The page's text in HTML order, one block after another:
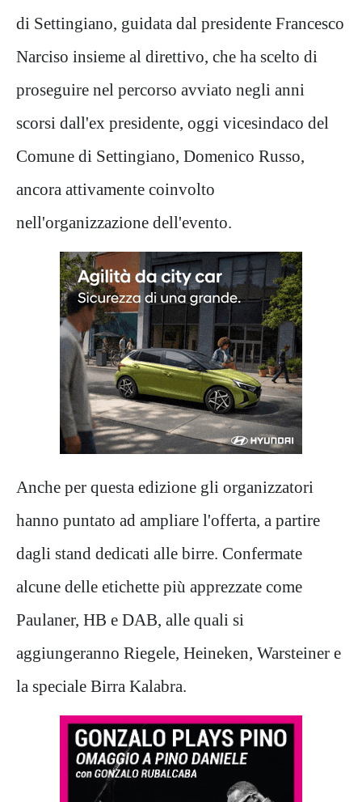
di Settingiano, guidata dal presidente Francesco
Narciso insieme al direttivo, che ha scelto di
proseguire nel percorso avviato negli anni
scorsi dall'ex presidente, oggi vicesindaco del
Comune di Settingiano, Domenico Russo,
ancora attivamente coinvolto
nell'organizzazione dell'evento.
Anche per questa edizione gli organizzatori
hanno puntato ad ampliare l'offerta, a partire
dagli stand dedicati alle birre. Confermate
alcune delle etichette più apprezzate come
Paulaner, HB e DAB, alle quali si
aggiungeranno Riegele, Heineken, Warsteiner e
la speciale Birra Kalabra.